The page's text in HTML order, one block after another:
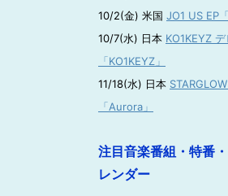
10/2(金) 米国 JO1 US EP
10/7(水) 日本 KO1KEYZ
「KO1KEYZ」
11/18(水) 日本
「Aurora」
注目音楽番組・特番
レンダー